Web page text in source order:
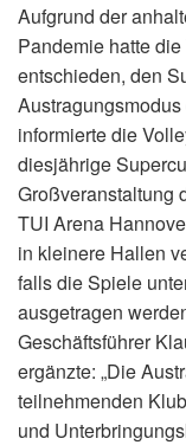
Aufgrund der
Pandemie hatte
entschieden, den
informierte die
diesjährige
Großveranstaltung
TUI Arena
in kleinere Hallen
falls die Spiele
ausgetragen
Geschäftsführer
ergänzte: „Die
teilnehmenden
und